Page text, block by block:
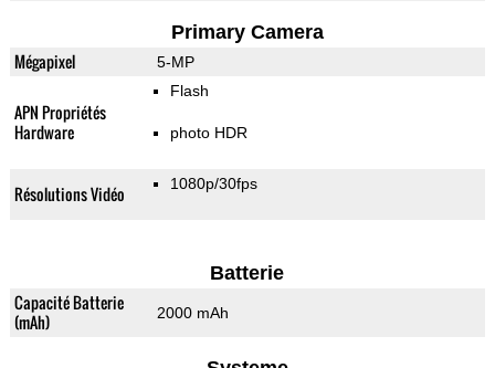
Primary Camera
Mégapixel 5-MP
APN Propriétés
Hardware
Flash
photo HDR
Résolutions Vidéo 1080p/30fps
Batterie
Capacité Batterie
(mAh)
2000 mAh